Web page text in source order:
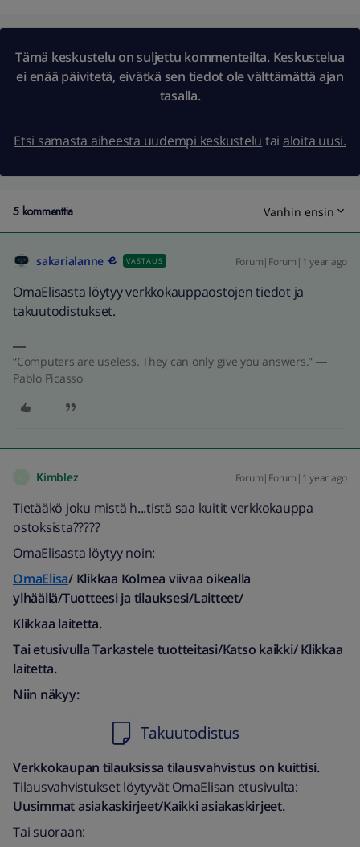
Tämä keskustelu on suljettu kommenteilta. Keskustelua
ei enää päivitetä, eivätkä sen tiedot ole välttämättä ajan
tasalla.
Etsi samasta aiheesta uudempi keskustelu tai aloita uusi.
5 kommenttia Vanhin ensin
sakarialanne VASTAUS Forum|Forum|1 year ago
OmaElisasta löytyy verkkokauppaostojen tiedot ja
takuutodistukset.
“Computers are useless. They can only give you answers.” ―
Pablo Picasso
Kimblez Forum|Forum|1 year ago
Tietääkö joku mistä h...tistä saa kuitit verkkokauppa
ostoksista?????
OmaElisasta löytyy noin:
OmaElisa/ Klikkaa Kolmea viivaa oikealla
ylhäällä/Tuotteesi ja tilauksesi/Laitteet/
Klikkaa laitetta.
Tai etusivulla Tarkastele tuotteitasi/Katso kaikki/ Klikkaa
laitetta.
Niin näkyy:
Verkkokaupan tilauksissa tilausvahvistus on kuittisi.
Tilausvahvistukset löytyvät OmaElisan etusivulta:
Uusimmat asiakaskirjeet/Kaikki asiakaskirjeet.
Tai suoraan: